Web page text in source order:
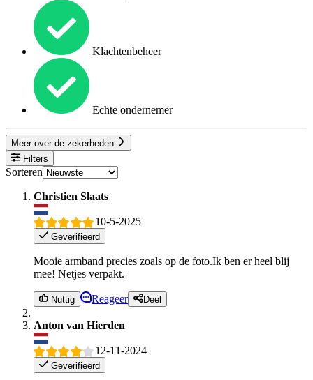
Klachtenbeheer
Echte ondernemer
Meer over de zekerheden
Filters
Sorteren
Christien Slaats
10-5-2025
Geverifieerd
Mooie armband precies zoals op de foto.Ik ben er heel blij
mee! Netjes verpakt.
Nuttig Reageer Deel
Anton van Hierden
12-11-2024
Geverifieerd